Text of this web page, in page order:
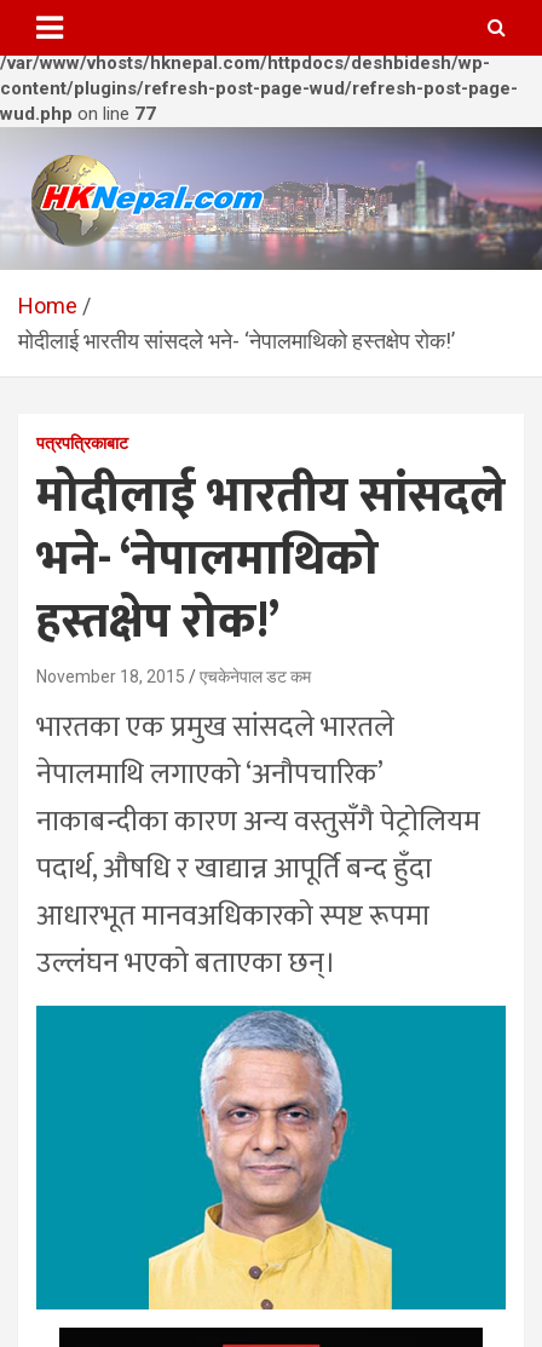
Warning
: Trying to access array offset on value of type bool in
/var/www/vhosts/hknepal.com/httpdocs/deshbidesh/wp-
content/plugins/refresh-post-page-wud/refresh-post-page-
wud.php on line 77
content
HKNepal.com – हङकङबाट
सञ्चालित पहिलो नेपाली अनलाईन
पत्रिका
hknepal, hknepal.com, hk nepal, hk nepal com
Home
मोदीलाई भारतीय सांसदले भने- ‘नेपालमाथिको हस्तक्षेप रोक!’
पत्रपत्रिकाबाट
मोदीलाई भारतीय सांसदले
भने- ‘नेपालमाथिको
हस्तक्षेप रोक!’
November 18, 2015 एचकेनेपाल डट कम
भारतका एक प्रमुख सांसदले भारतले
नेपालमाथि लगाएको ‘अनौपचारिक’
नाकाबन्दीका कारण अन्य वस्तुसँगै पेट्रोलियम
पदार्थ, औषधि र खाद्यान्न आपूर्ति बन्द हुँदा
आधारभूत मानवअधिकारको स्पष्ट रूपमा
उल्लंघन भएको बताएका छन्।